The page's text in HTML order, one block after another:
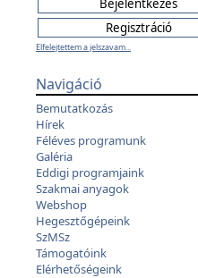
Elfelejtettem a jelszavam...
Navigáció
Bemutatkozás
Hírek
Féléves programunk
Galéria
Eddigi programjaink
Szakmai anyagok
Webshop
Hegesztőgépeink
SzMSz
Támogatóink
Elérhetőségeink